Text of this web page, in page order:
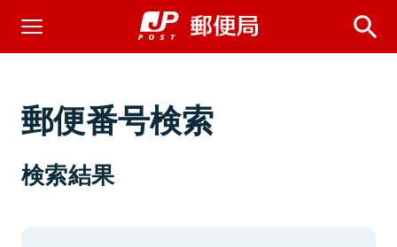
郵便番号検索
検索結果